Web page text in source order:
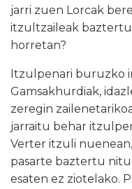
jarri zuen Lorcak
itzultzaileak
horretan?
Itzulpenari buruzko
Gamsakhurdiak,
zeregin
jarraitu behar
Verter itzuli
pasarte baztertu
esaten ez ziotelako.